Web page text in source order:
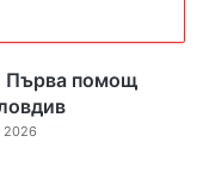
Първа помощ
2026